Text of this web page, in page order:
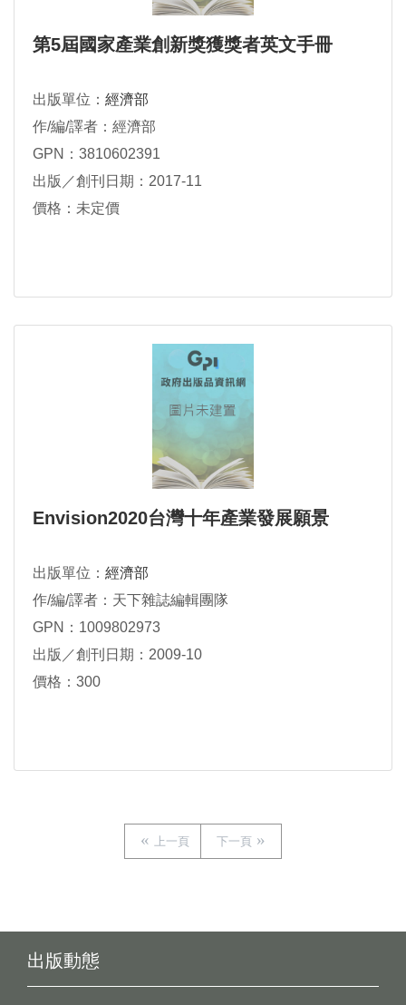
第5屆國家產業創新獎獲獎者英文手冊
出版單位： 經濟部
作/編/譯者：經濟部
GPN：3810602391
出版／創刊日期：2017-11
價格：未定價
Envision2020台灣十年產業發展願景
出版單位： 經濟部
作/編/譯者：天下雜誌編輯團隊
GPN：1009802973
出版／創刊日期：2009-10
價格：300
上一頁 下一頁
出版動態